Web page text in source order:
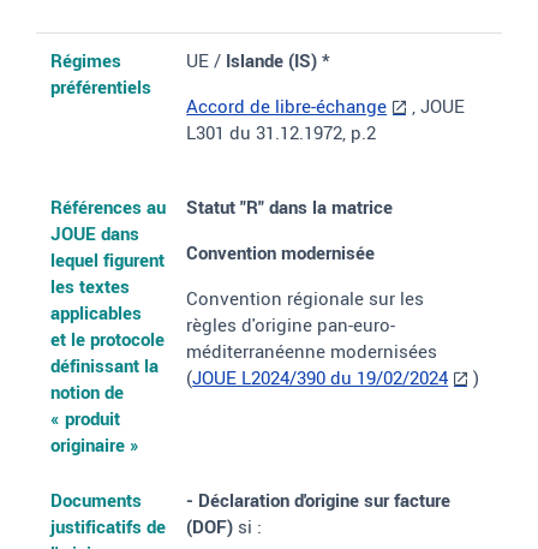
Régimes
préférentiels
UE / Islande (IS) *
Accord de libre-échange
, JOUE
L301 du 31.12.1972, p.2
Références au
JOUE dans
lequel figurent
les textes
applicables
et le protocole
définissant la
notion de
« produit
originaire »
Statut "R" dans la matrice
Convention modernisée
Convention régionale sur les
règles d'origine pan-euro-
méditerranéenne modernisées
(JOUE L2024/390 du 19/02/2024 )
Documents
justificatifs de
- Déclaration d'origine sur facture
(DOF) si :